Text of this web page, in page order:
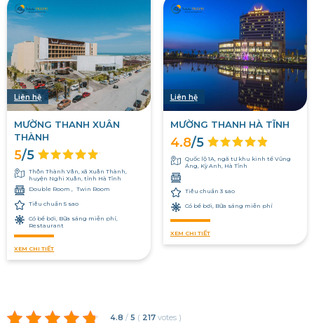
Liên hệ
MƯỜNG THANH XUÂN
THÀNH
5/5
Thôn Thành Vân, xã Xuân Thành,
huyện Nghi Xuân, tỉnh Hà Tĩnh
Double Room
Twin Room
Tiêu chuẩn 5 sao
Có bể bơi, Bữa sáng miễn phí,
Restaurant
XEM CHI TIẾT
Liên hệ
MƯỜNG THANH HÀ TĨNH
4.8/5
Quốc lộ 1A, ngã tư khu kinh tế Vũng
Áng, Kỳ Anh, Hà Tĩnh
Tiêu chuẩn 3 sao
Có bể bơi, Bữa sáng miễn phí
XEM CHI TIẾT
4.8 / 5 ( 217 votes )